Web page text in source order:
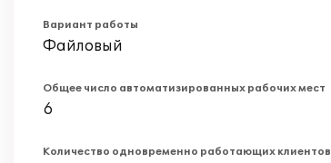
Вариант работы
Файловый
Общее число автоматизированных рабочих мест
6
Количество одновременно работающих клиентов